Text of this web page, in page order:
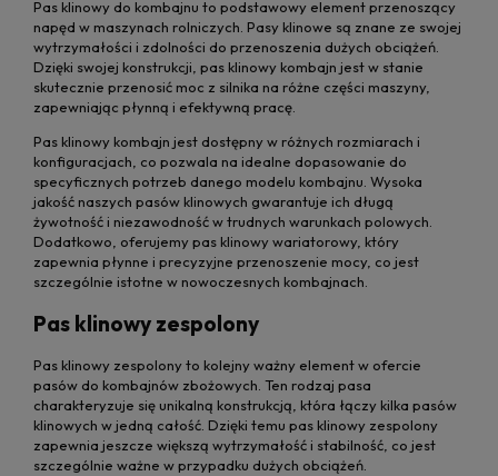
Pas klinowy do kombajnu to podstawowy element przenoszący
napęd w maszynach rolniczych. Pasy klinowe są znane ze swojej
wytrzymałości i zdolności do przenoszenia dużych obciążeń.
Dzięki swojej konstrukcji, pas klinowy kombajn jest w stanie
skutecznie przenosić moc z silnika na różne części maszyny,
zapewniając płynną i efektywną pracę.
Pas klinowy kombajn jest dostępny w różnych rozmiarach i
konfiguracjach, co pozwala na idealne dopasowanie do
specyficznych potrzeb danego modelu kombajnu. Wysoka
jakość naszych pasów klinowych gwarantuje ich długą
żywotność i niezawodność w trudnych warunkach polowych.
Dodatkowo, oferujemy pas klinowy wariatorowy, który
zapewnia płynne i precyzyjne przenoszenie mocy, co jest
szczególnie istotne w nowoczesnych kombajnach.
Pas klinowy zespolony
Pas klinowy zespolony to kolejny ważny element w ofercie
pasów do kombajnów zbożowych. Ten rodzaj pasa
charakteryzuje się unikalną konstrukcją, która łączy kilka pasów
klinowych w jedną całość. Dzięki temu pas klinowy zespolony
zapewnia jeszcze większą wytrzymałość i stabilność, co jest
szczególnie ważne w przypadku dużych obciążeń.